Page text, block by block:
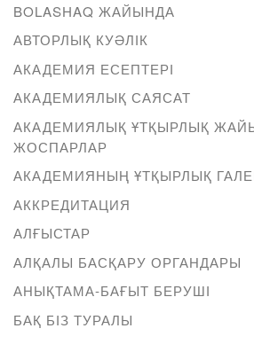
BOLASHAQ ЖАЙЫНДА
АВТОРЛЫҚ КУӘЛІК
АКАДЕМИЯ ЕСЕПТЕРІ
АКАДЕМИЯЛЫҚ САЯСАТ
АКАДЕМИЯЛЫҚ ҰТҚЫРЛЫҚ
ЖОСПАРЛАР
АКАДЕМИЯНЫҢ ҰТҚЫРЛЫҚ
АККРЕДИТАЦИЯ
АЛҒЫСТАР
АЛҚАЛЫ БАСҚАРУ ОРГАНДАРЫ
АНЫҚТАМА-БАҒЫТ БЕРУШІ
БАҚ БІЗ ТУРАЛЫ